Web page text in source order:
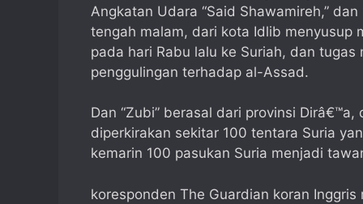
Angkatan Udara “Said Shawamireh,”
tengah malam, dari kota Idlib menyusup
pada hari Rabu lalu ke Suriah, dan
penggulingan terhadap al-Assad.
Dan “Zubi” berasal dari provinsi
diperkirakan sekitar 100 tentara Suria
kemarin 100 pasukan Suria menjadi
koresponden The Guardian koran